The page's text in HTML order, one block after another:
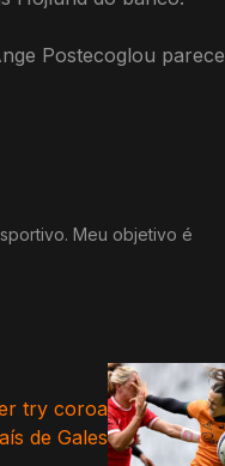
Postecoglou parece
Meu objetivo é
try coroa
de Gales